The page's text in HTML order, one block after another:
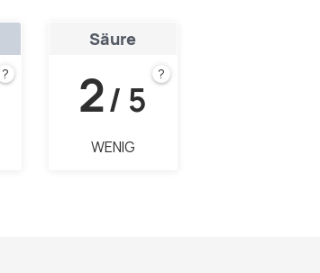
?
Säure
?
2/ 5
WENIG